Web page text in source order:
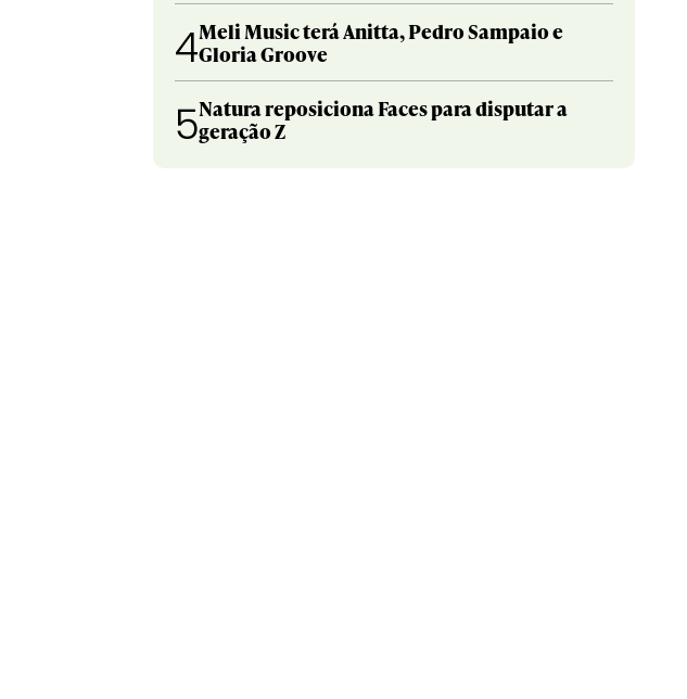
4Meli Music terá Anitta, Pedro Sampaio e
Gloria Groove
5Natura reposiciona Faces para disputar a
geração Z